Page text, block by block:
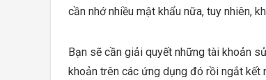
cần nhớ nhiều mật khẩu nữa, tuy nhiên,
Bạn sẽ cần giải quyết những tài khoản
khoản trên các ứng dụng đó rồi ngắt kết